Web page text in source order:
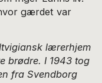
gærdet var
lærerhjem
brødre. I 1943 tog
fra Svendborg